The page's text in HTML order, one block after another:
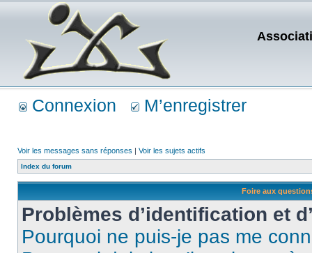
Connexion M’enregistrer
Voir les messages sans réponses | Voir les sujets actifs
Index du forum
Foire aux
Problèmes d’identification et
Pourquoi ne puis-je pas me